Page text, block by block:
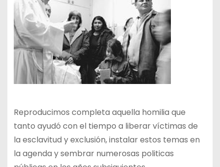
Reproducimos completa aquella homilia que
tanto ayudó con el tiempo a liberar víctimas de
la esclavitud y exclusión, instalar estos temas en
la agenda y sembrar numerosas politicas